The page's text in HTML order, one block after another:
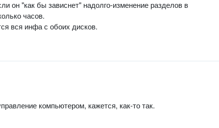
он "как бы зависнет" надолго-изменение разделов в
часов.
вся инфа с обоих дисков.
компьютером, кажется, как-то так.